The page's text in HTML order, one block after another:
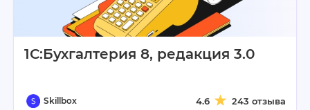
1С:Бухгалтерия 8, редакция 3.0
Skillbox 4.6 243 отзыва